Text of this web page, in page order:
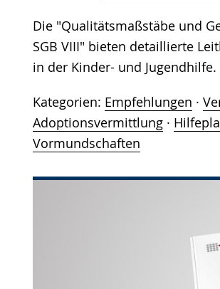
Die "Qualitätsmaßstäbe und
SGB VIII" bieten detaillierte
in der Kinder- und Jugendhilfe.
Kategorien: Empfehlungen ·
Adoptionsvermittlung ·
Vormundschaften